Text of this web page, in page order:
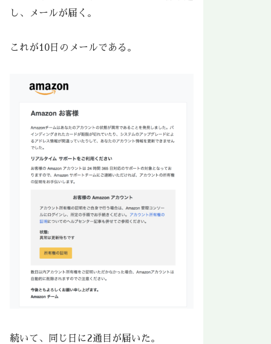
し、メールが届く。
これが10日のメールである。
続いて、同じ日に2通目が届いた。